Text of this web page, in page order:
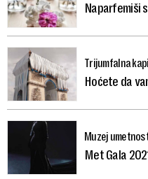
Naparfemiši
Trijumfalna
Hoćete da
Muzej
Met Gala